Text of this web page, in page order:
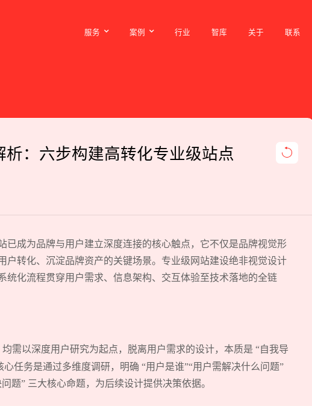
服务
案例
行业
智库
关于
联系
析：六步构建高转化专业级站点
已成为品牌与用户建立深度连接的核心触点，它不仅是品牌视觉形
户转化、沉淀品牌资产的关键场景。专业级网站建设绝非视觉设计
统化流程贯穿用户需求、信息架构、交互体验至技术落地的全链
均需以深度用户研究为起点，脱离用户需求的设计，本质是 “自我导
任务是通过多维度调研，明确 “用户是谁”“用户需解决什么问题”
题” 三大核心命题，为后续设计提供决策依据。